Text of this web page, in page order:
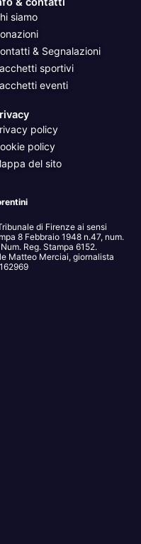
siamo
& Segnalazioni
sportivi
eventi
policy
policy
del sito
di Firenze ai sensi
8 Febbraio 1948 n.47, num.
Reg. Stampa 6152.
Matteo Merciai, giornalista